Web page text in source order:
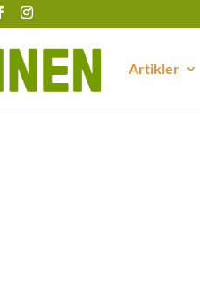
Artikler